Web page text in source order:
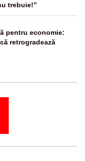
trebuie!”
pentru economie:
retrogradează